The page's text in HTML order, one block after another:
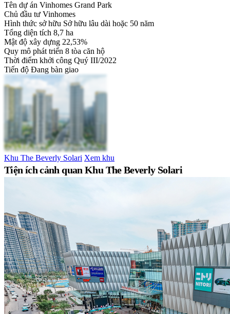
Tên dự án Vinhomes Grand Park
Chủ đầu tư Vinhomes
Hình thức sở hữu Sở hữu lâu dài hoặc 50 năm
Tổng diện tích 8,7 ha
Mật độ xây dựng 22,53%
Quy mô phát triển 8 tòa căn hộ
Thời điểm khởi công Quý III/2022
Tiến độ Đang bàn giao
Khu The Beverly Solari Xem khu
Tiện ích cảnh quan Khu The Beverly Solari